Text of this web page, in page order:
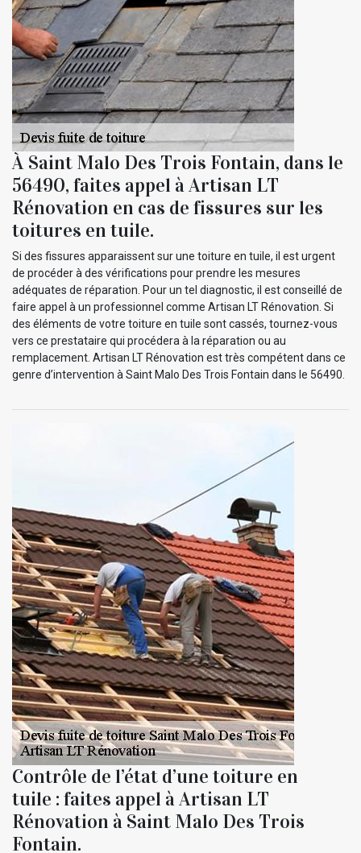
À Saint Malo Des Trois Fontain, dans le
56490, faites appel à Artisan LT
Rénovation en cas de fissures sur les
toitures en tuile.
Si des fissures apparaissent sur une toiture en tuile, il est urgent
de procéder à des vérifications pour prendre les mesures
adéquates de réparation. Pour un tel diagnostic, il est conseillé de
faire appel à un professionnel comme Artisan LT Rénovation. Si
des éléments de votre toiture en tuile sont cassés, tournez-vous
vers ce prestataire qui procédera à la réparation ou au
remplacement. Artisan LT Rénovation est très compétent dans ce
genre d’intervention à Saint Malo Des Trois Fontain dans le 56490.
Contrôle de l’état d’une toiture en
tuile : faites appel à Artisan LT
Rénovation à Saint Malo Des Trois
Fontain.